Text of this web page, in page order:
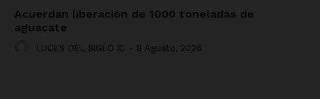
Acuerdan liberación de 1000 toneladas de
aguacate
LUCES DEL SIGLO IC - 8 Agosto, 2026